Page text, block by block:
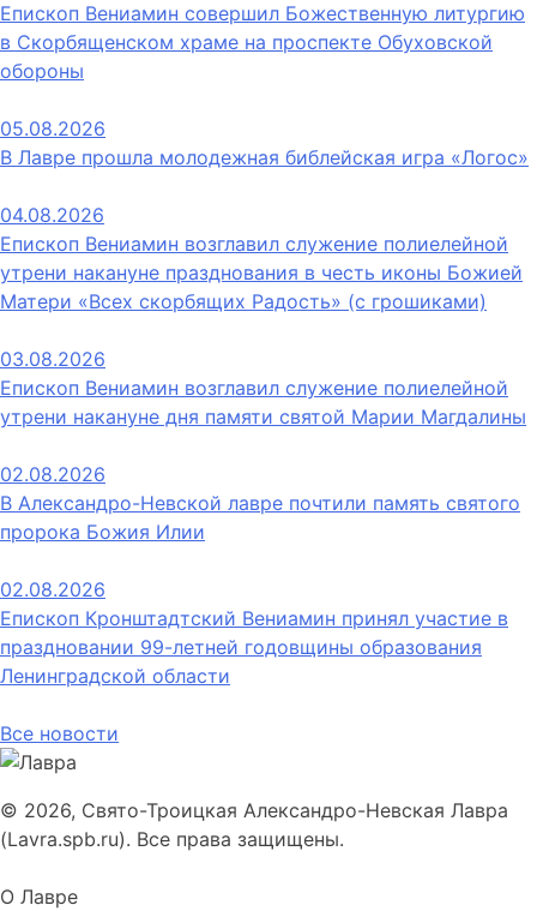
Епископ Вениамин совершил Божественную литургию
в Скорбященском храме на проспекте Обуховской
обороны
05.08.2026
В Лавре прошла молодежная библейская игра «Логос»
04.08.2026
Епископ Вениамин возглавил служение полиелейной
утрени накануне празднования в честь иконы Божией
Матери «Всех скорбящих Радость» (с грошиками)
03.08.2026
Епископ Вениамин возглавил служение полиелейной
утрени накануне дня памяти святой Марии Магдалины
02.08.2026
В Александро-Невской лавре почтили память святого
пророка Божия Илии
02.08.2026
Епископ Кронштадтский Вениамин принял участие в
праздновании 99-летней годовщины образования
Ленинградской области
Все новости
© 2026, Свято-Троицкая Александро-Невская Лавра
(Lavra.spb.ru). Все права защищены.
О Лавре